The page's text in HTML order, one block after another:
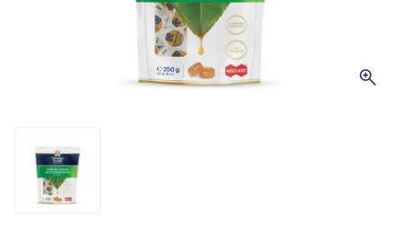
zoom_in